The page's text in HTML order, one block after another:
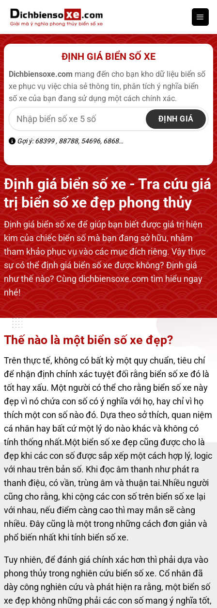
qua
nội
dung
ĐỊNH GIÁ BIỂN SỐ XE
Dichbiensoxe.com mang đến cho bạn kho dữ liệu biển số
xe phục vụ việc chia sẻ thông tin, phân tích ý nghĩa biển
số xe của bạn đang sử dụng một cách chính xác.
ĐỊNH GIÁ
Gợi ý: 68399 , 88788, 54696, 6868…
Định giá biển số xe - Tra cứu giá
trị biển số xe đẹp phong thủy
Định giá biển số xe để giúp bạn biết được giá trị hiện
kim của chiếc biển số mà bạn đang sở hữu, nhằm
tham khảo phục vụ vào các mục đích riêng. Vậy thực
sự có thể định giá biển số xe được không? Định giá
như thế nào? Cùng dichbiensoxe.com tìm hiểu ngay
nhé!
Thế nào là một biển số xe đẹp?
Trên thực tế, không có bất kỳ một quy chuẩn, tiêu chí
để nhận định chính xác tuyệt đối rằng biển số xe đó là
tốt hay xấu. Một người có thể cho rằng biển số xe này
đẹp vì nó chứa con số có ý nghĩa với họ, hay chỉ vì họ
thích một con số nào đó. Dựa theo sở thích, quan niệm
cá nhân hay bất cứ một lý do nào khác và không có
tính thống nhất.Một biển số xe đẹp cũng được cho là
đẹp khi các con số được sắp xếp một cách hợp lý, logic
với nhau trên bản số. Khi đọc âm thanh như phát ra
thanh điệu, có vần, trùng âm và thuận tai.Nhiều người
cũng cho rằng, khi cộng các con số trên biển số xe lại
với nhau, nếu điểm càng cao thì may mắn sẽ càng
nhiều. Đây cũng là một trong những cách đơn giản và
phổ biến nhất khi tính biển số xe.
Tuy nhiên, để đánh giá chính xác hơn thì phải dựa vào
phong thủy trong nghiên cứu biển số xe. Cổ nhân đã
dày công nghiên cứu và phát hiện ra rằng, một biển số
xe đẹp không những phải các con số mang ý nghĩa tốt,